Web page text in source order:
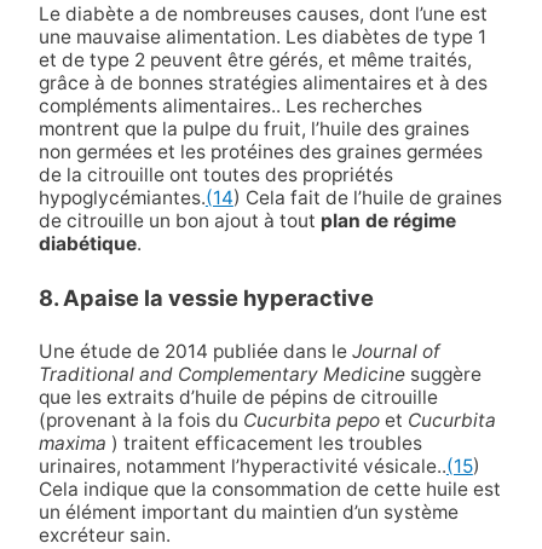
Le diabète a de nombreuses causes, dont l’une est
une mauvaise alimentation. Les diabètes de type 1
et de type 2 peuvent être gérés, et même traités,
grâce à de bonnes stratégies alimentaires et à des
compléments alimentaires.. Les recherches
montrent que la pulpe du fruit, l’huile des graines
non germées et les protéines des graines germées
de la citrouille ont toutes des propriétés
hypoglycémiantes.(14) Cela fait de l’huile de graines
de citrouille un bon ajout à tout plan de régime
diabétique.
8. Apaise la vessie hyperactive
Une étude de 2014 publiée dans le Journal of
Traditional and Complementary Medicinesuggère
que les extraits d’huile de pépins de citrouille
(provenant à la fois du Cucurbita pepo et Cucurbita
maxima ) traitent efficacement les troubles
urinaires, notamment l’hyperactivité vésicale..(15)
Cela indique que la consommation de cette huile est
un élément important du maintien d’un système
excréteur sain.